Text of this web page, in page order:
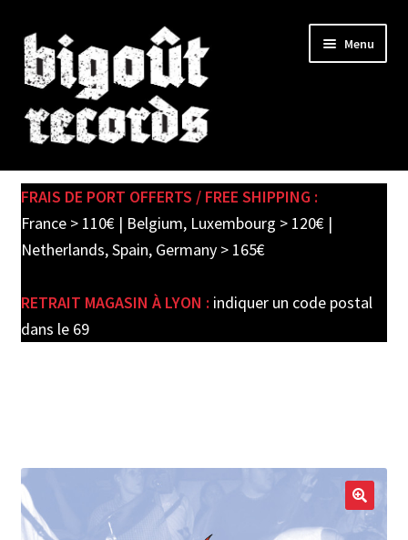
Skip
to
navigation
Skip
to
content
Menu
SHOP
child
PRE-ORDERS
FRAIS DE PORT OFFERTS / FREE SHIPPING :
France > 110€ | Belgium, Luxembourg > 120€ |
Netherlands, Spain, Germany > 165€
RETRAIT MAGASIN À LYON : indiquer un code postal
dans le 69